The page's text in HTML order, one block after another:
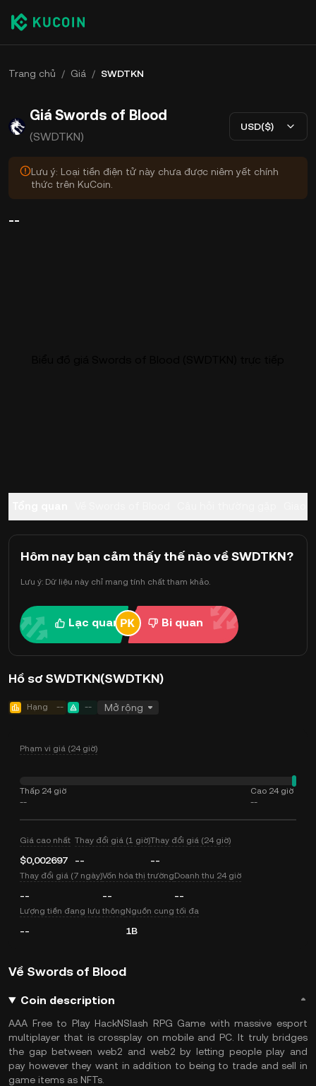
Trang chủ / Giá / SWDTKN
Giá Swords of Blood
(SWDTKN)
USD($)
Lưu ý: Loại tiền điện tử này chưa được niêm yết chính
thức trên KuCoin.
--
Hôm nay bạn cảm thấy thế nào về SWDTKN?
Lưu ý: Dữ liệu này chỉ mang tính chất tham khảo.
Lạc quan Bi quan
Hồ sơ SWDTKN(SWDTKN)
Hạng -- -- Mở rộng
Phạm vi giá (24 giờ)
Thấp 24 giờ
--
Cao 24 giờ
--
Giá cao nhất
$0,002697
Thay đổi giá (1 giờ)
--
Thay đổi giá (24 giờ)
--
Thay đổi giá (7 ngày)
--
Vốn hóa thị trường
--
Doanh thu 24 giờ
--
Lượng tiền đang lưu thông
--
Nguồn cung tối đa
1B
Về Swords of Blood
Coin description
AAA Free to Play HackNSlash RPG Game with massive esport
multiplayer that is crossplay on mobile and PC. It truly bridges
the gap between web2 and web2 by letting people play and
pay however they want in addition to being to trade and sell in
game items as NFTs.